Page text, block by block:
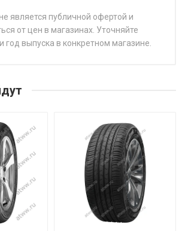
является публичной офертой и
от цен в магазинах. Уточняйте
год выпуска в конкретном магазине.
H/T 235/60R18 107V
H/T 225/60R17 99H
H/T 235/65R17 108V
H/T 265/65R17 112H